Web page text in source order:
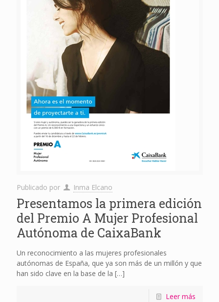
Publicado por Inma Elcano
Presentamos la primera edición
del Premio A Mujer Profesional
Autónoma de CaixaBank
Un reconocimiento a las mujeres profesionales
autónomas de España, que ya son más de un millón y que
han sido clave en la base de la […]
Leer más